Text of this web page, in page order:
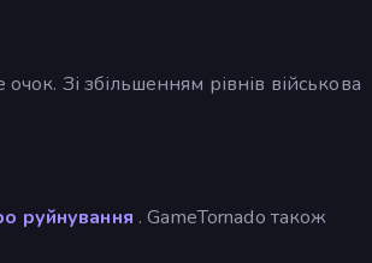
Зі збільшенням рівнів військова
руйнування . GameTornado також